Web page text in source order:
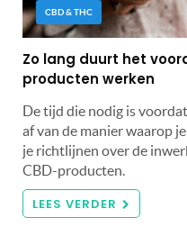
CBD & THC
Zo lang duurt het
producten werken
De tijd die nodig is
af van de manier waarop
je richtlijnen over de
CBD-producten.
LEES VERDER